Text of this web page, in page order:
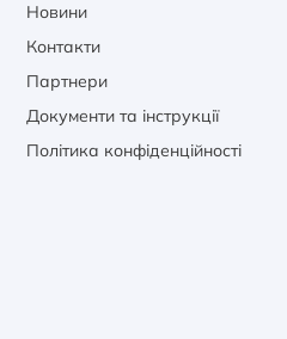
Новини
Контакти
Партнери
Документи та інструкції
Політика конфіденційності